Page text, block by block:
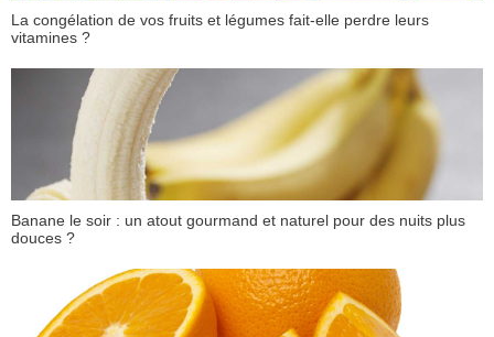
La congélation de vos fruits et légumes fait-elle perdre leurs
vitamines ?
Banane le soir : un atout gourmand et naturel pour des nuits plus
douces ?